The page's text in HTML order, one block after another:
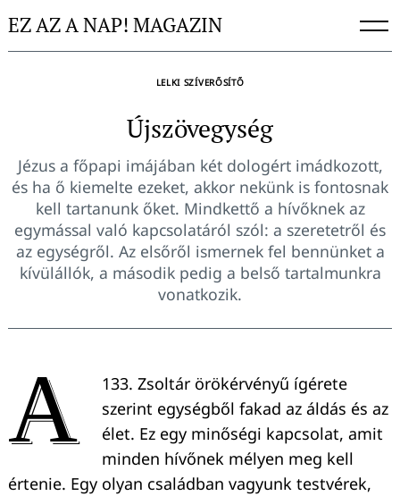
toEZ AZ A NAP! MAGAZIN
LELKI SZÍVERŐSÍTŐ
Újszövegység
Jézus a főpapi imájában két dologért imádkozott,
és ha ő kiemelte ezeket, akkor nekünk is fontosnak
kell tartanunk őket. Mindkettő a hívőknek az
egymással való kapcsolatáról szól: a szeretetről és
az egységről. Az elsőről ismernek fel bennünket a
kívülállók, a második pedig a belső tartalmunkra
vonatkozik.
A
133. Zsoltár örökérvényű ígérete
szerint egységből fakad az áldás és az
élet. Ez egy minőségi kapcsolat, amit
minden hívőnek mélyen meg kell
értenie. Egy olyan családban vagyunk testvérek,